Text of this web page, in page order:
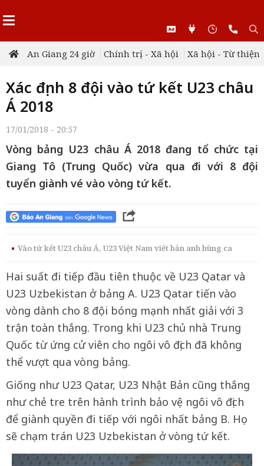
An Giang 24 giờ Chính trị - Xã hội Xã hội - Từ thiện
Xác định 8 đội vào tứ kết U23 châu
Á 2018
17/01/2018 - 20:57
Vòng bảng U23 châu Á 2018 đang tổ chức tại
Giang Tô (Trung Quốc) vừa qua đi với 8 đội
tuyển giành vé vào vòng tứ kết.
Vào tứ kết U23 châu Á, U23 Việt Nam viết bản anh hùng ca
Hai suất đi tiếp đầu tiên thuộc về U23 Qatar và
U23 Uzbekistan ở bảng A. U23 Qatar tiến vào
vòng dành cho 8 đội bóng mạnh nhất giải với 3
trận toàn thắng. Trong khi U23 chủ nhà Trung
Quốc từ ứng cử viên cho ngôi vô địch đã không
thể vượt qua vòng bảng.
Giống như U23 Qatar, U23 Nhật Bản cũng thắng
như chẻ tre trên hành trình bảo vệ ngôi vô địch
để giành quyền đi tiếp với ngôi nhất bảng B. Họ
sẽ chạm trán U23 Uzbekistan ở vòng tứ kết.